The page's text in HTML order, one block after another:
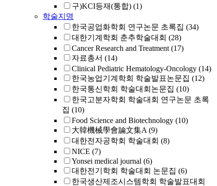
구)KCI등재(통합) (1)
학술지명
한국공업화학회 연구논문 초록집 (34)
대한기계학회 춘추학술대회 (28)
Cancer Research and Treatment (17)
자료총서 (14)
Clinical Pediatric Hematology-Oncology (14)
한국농업기계학회 학술발표논문집 (12)
한국통신학회 학술대회논문집 (10)
한국고분자학회 학술대회 연구논문 초록
집 (10)
Food Science and Biotechnology (10)
大韓機械學會論文集A (9)
대한전자공학회 학술대회 (8)
NICE (7)
Yonsei medical journal (6)
대한전기학회 학술대회 논문집 (6)
한국생산제조시스템학회 학술발표대회